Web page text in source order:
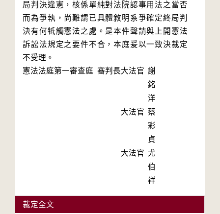
局判決違憲，核係單純對法院認事用法之當否
而為爭執，尚難謂已具體敘明系爭確定終局判
決有何牴觸憲法之處。是本件聲請與上開憲法
訴訟法規定之要件不合，本庭爰以一致決裁定
不受理。
憲法法庭第一審查庭 審判長大法官 謝
銘
洋
大法官 蔡
彩
貞
大法官 尤
伯
祥
裁定全文